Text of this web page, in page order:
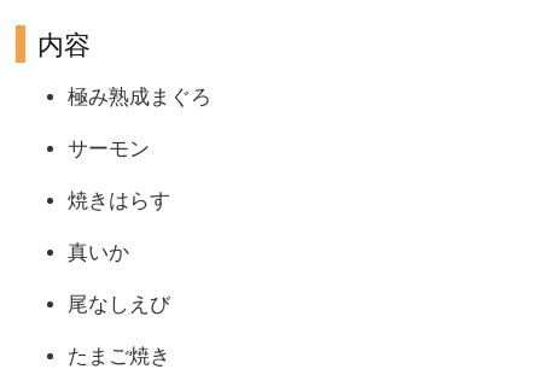
内容
極み熟成まぐろ
サーモン
焼きはらす
真いか
尾なしえび
たまご焼き